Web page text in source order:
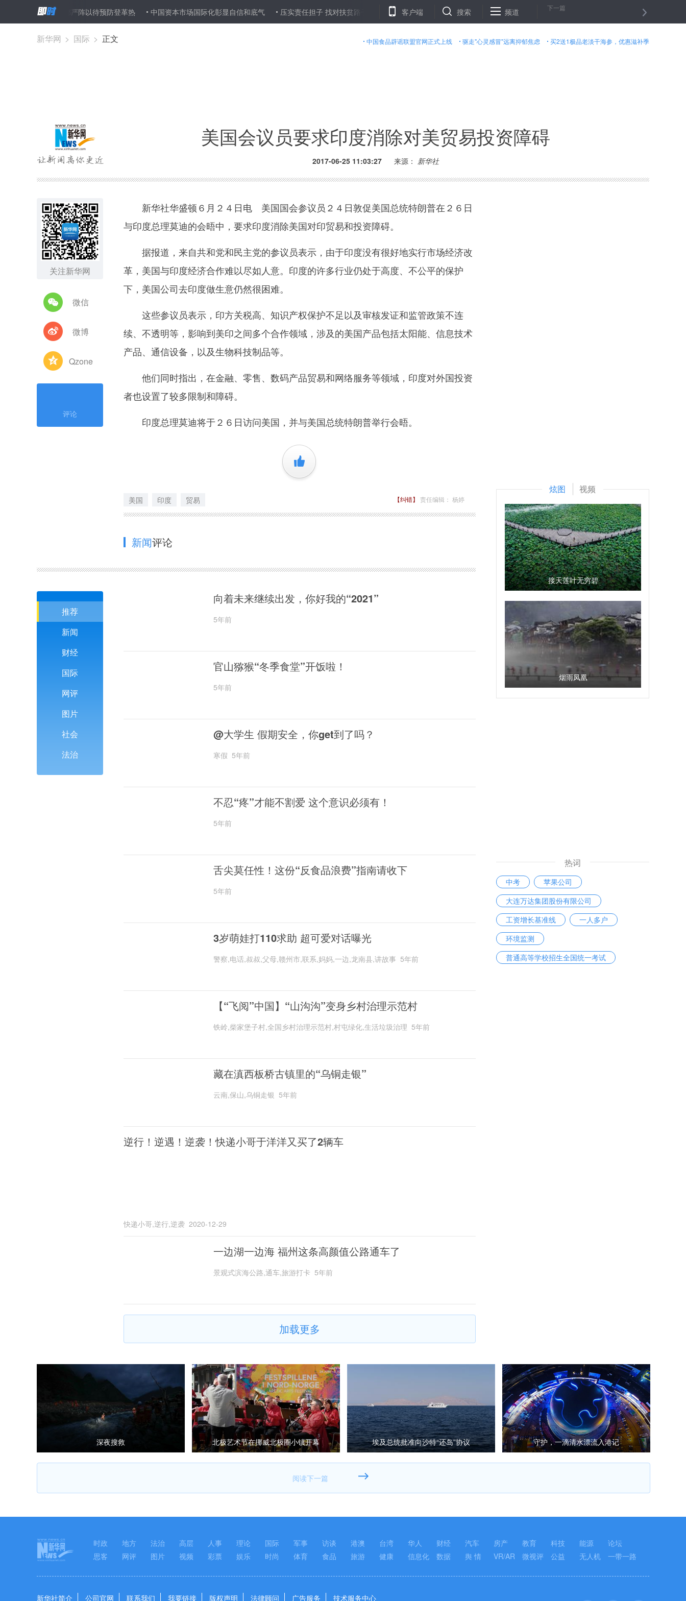
印度首都严阵以待预防登革热 中国资本市场国际化彰显自信和底气 压实责任担子 找对扶贫路子 收获致富钥匙——滇西片区脱贫攻坚战一线见闻 “6·24”茂县山体垮塌救援现场再次发现生命迹象
客户端 搜索 频道 下一篇
中国食品辟谣联盟官网正式上线 驱走"心灵感冒"远离抑郁焦虑 买2送1极品老淡干海参，优惠滋补季
新华网 > 国际 > 正文
美国会议员要求印度消除对美贸易投资障碍
2017-06-25 11:03:27 来源： 新华社
关注新华网
微信
微博
Qzone
评论
新华社华盛顿６月２４日电 美国国会参议员２４日敦促美国总统特朗普在２６日
与印度总理莫迪的会晤中，要求印度消除美国对印贸易和投资障碍。
据报道，来自共和党和民主党的参议员表示，由于印度没有很好地实行市场经济改
革，美国与印度经济合作难以尽如人意。印度的许多行业仍处于高度、不公平的保护
下，美国公司去印度做生意仍然很困难。
这些参议员表示，印方关税高、知识产权保护不足以及审核发证和监管政策不连
续、不透明等，影响到美印之间多个合作领域，涉及的美国产品包括太阳能、信息技术
产品、通信设备，以及生物科技制品等。
他们同时指出，在金融、零售、数码产品贸易和网络服务等领域，印度对外国投资
者也设置了较多限制和障碍。
印度总理莫迪将于２６日访问美国，并与美国总统特朗普举行会晤。
+1
美国 印度 贸易 【纠错】 责任编辑： 杨婷
新闻评论
推荐
新闻
财经
国际
网评
图片
社会
法治
向着未来继续出发，你好我的“2021”
5年前
官山猕猴“冬季食堂”开饭啦！
5年前
@大学生 假期安全，你get到了吗？
寒假 5年前
不忍“疼”才能不割爱 这个意识必须有！
5年前
舌尖莫任性！这份“反食品浪费”指南请收下
5年前
3岁萌娃打110求助 超可爱对话曝光
警察,电话,叔叔,父母,赣州市,联系,妈妈,一边,龙南县,讲故事 5年前
【“飞阅”中国】“山沟沟”变身乡村治理示范村
铁岭,柴家堡子村,全国乡村治理示范村,村屯绿化,生活垃圾治理 5年前
藏在滇西板桥古镇里的“乌铜走银”
云南,保山,乌铜走银 5年前
逆行！逆遇！逆袭！快递小哥于洋洋又买了2辆车
快递小哥,逆行,逆袭 2020-12-29
一边湖一边海 福州这条高颜值公路通车了
景观式滨海公路,通车,旅游打卡 5年前
加载更多
炫图 视频
接天莲叶无穷碧
烟雨凤凰
热词
中考
苹果公司
大连万达集团股份有限公司
工资增长基准线
一人多户
环境监测
普通高等学校招生全国统一考试
深夜搜救 北极艺术节在挪威北极圈小镇开幕 埃及总统批准向沙特“还岛”协议 守护，一滴清水漂流入港记
时政 地方 法治 高层 人事 理论 国际 军事 访谈 港澳 台湾 华人 财经 汽车 房产 教育 科技 能源
论坛
思客
网评 图片 视频 彩票 娱乐 时尚 体育 食品 旅游 健康 信息化 数据 舆 情 VR/AR 微视评 公益 无人机 一带一路
新华社简介 公司官网 联系我们 我要链接 版权声明 法律顾问 广告服务 技术服务中心